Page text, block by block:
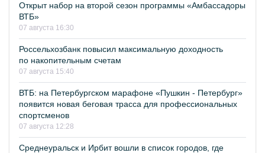
Открыт набор на второй сезон программы «Амбассадоры
ВТБ»
07 августа 16:30
Россельхозбанк повысил максимальную доходность
по накопительным счетам
07 августа 15:40
ВТБ: на Петербургском марафоне «Пушкин - Петербург»
появится новая беговая трасса для профессиональных
спортсменов
07 августа 12:28
Среднеуральск и Ирбит вошли в список городов, где